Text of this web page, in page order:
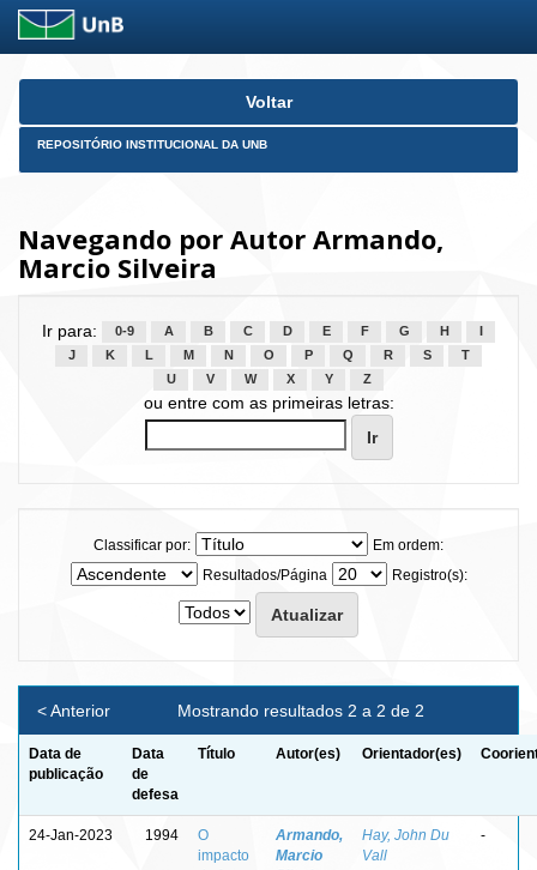
Skip
Voltar
REPOSITÓRIO INSTITUCIONAL DA UNB
Navegando por Autor Armando,
Marcio Silveira
Ir para: 0-9 A B C D E F G H
J
K L M N O P Q R S
T
U
V W X Y Z
ou entre com as primeiras letras:
Classificar por:
Em ordem:
Resultados/Página
Registro(s):
Mostrando resultados 2 a 2 de 2
< Anterior
Data de
publicação
Data
de
defesa
Título Autor(es) Orientador(es)
24-Jan-2023 1994
O
impacto
Armando,
Marcio
Hay, John Du
Vall
-